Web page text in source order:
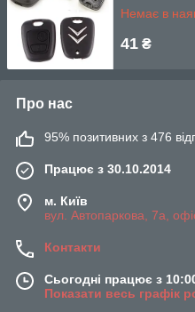
Немає в
41 ₴
Про нас
95% позитивних з 476
Працює з 30.10.2014
м. Київ
вул. Автопаркова, 7а,
Контакти
Сьогодні працює з
Показати весь графік